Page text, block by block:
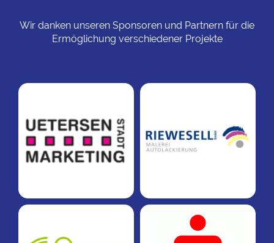
Wir danken unseren Sponsoren und Partnern für die
Ermöglichung verschiedener Projekte